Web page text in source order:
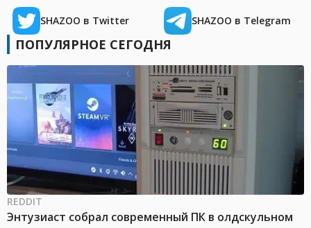
SHAZOO в Twitter SHAZOO в Telegram
ПОПУЛЯРНОЕ СЕГОДНЯ
REDDIT
Энтузиаст собрал современный ПК в олдскульном